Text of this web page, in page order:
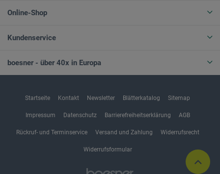
Online-Shop
Kundenservice
boesner - über 40x in Europa
Startseite Kontakt Newsletter Blätterkatalog Sitemap
Impressum Datenschutz Barrierefreiheitserklärung AGB
Rückruf- und Terminservice Versand und Zahlung Widerrufsrecht
Widerrufsformular